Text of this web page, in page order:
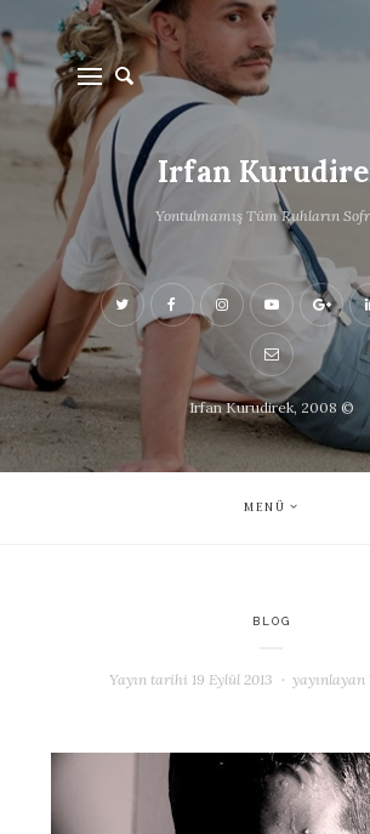
Irfan
Yontulmamış Tüm Ruhların
Irfan Kurudirek, 2008 ©
MENÜ
BLOG
Yayın tarihi 19 Eylül 2013 yayınlayan